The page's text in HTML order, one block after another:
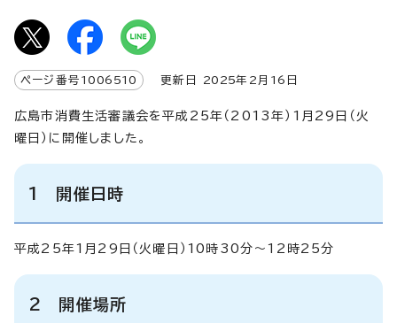
ページ番号 1006510 更新日 2025年2月 16 日
広島市消費生活審議会を平成25年（2013年）1月29日（火
曜日）に開催しました。
1 開催日時
平成25年1月29日（火曜日）10時30分～12時25分
2 開催場所